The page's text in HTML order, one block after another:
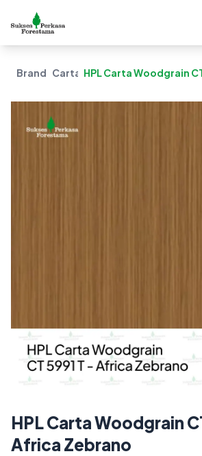
Brand Carta HPL Carta Woodgrain
HPL Carta Woodgrain
Africa Zebrano